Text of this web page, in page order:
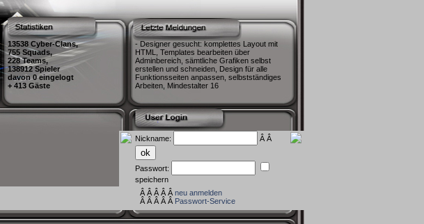
13538 Cyber-Clans,
755 Squads,
228 Teams,
138912 Spieler
davon 0 eingelogt
+ 413 Gäste
- Designer gesucht: komplettes Layout mit
HTML, Templates bearbeiten über
Adminbereich, sämtliche Grafiken selbst
erstellen und schneiden, Design für alle
Funktionsseiten anpassen, selbstständiges
Arbeiten, Mindestalter 16
Nickname: Â Â
Passwort:
speichern
Â Â Â Â Â neu anmelden
Â Â Â Â Â Passwort-Service